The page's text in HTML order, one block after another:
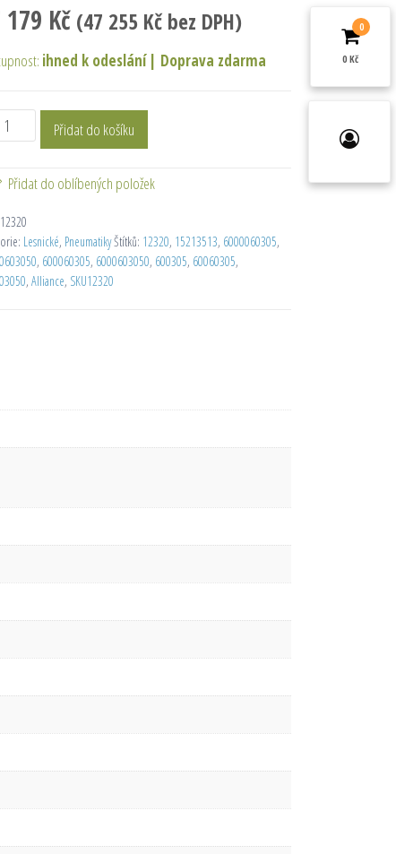
179 Kč (47 255 Kčbez DPH)
ihned k odeslání | Doprava zdarma
Přidat do košíku
Přidat do oblíbených položek
12320
Lesnické, PneumatikyŠtítků: 12320, 15213513, 6000060305,
, 600060305, 6000603050, 600305, 60060305,
, Alliance, SKU12320
0
0 Kč